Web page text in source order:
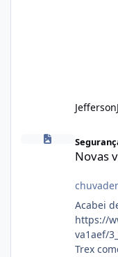
Jefferson
Novas
Novas
Acabei
https://
va1aef/
Trex